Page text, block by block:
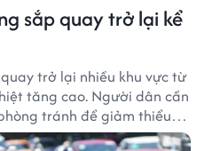
sắp quay trở lại kể
trở lại nhiều khu vực từ
tăng cao. Người dân cần
tránh để giảm thiểu
đoan.